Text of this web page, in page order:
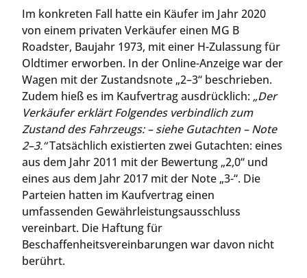
Im konkreten Fall hatte ein Käufer im Jahr 2020
von einem privaten Verkäufer einen MG B
Roadster, Baujahr 1973, mit einer H-Zulassung für
Oldtimer erworben. In der Online-Anzeige war der
Wagen mit der Zustandsnote „2–3“ beschrieben.
Zudem hieß es im Kaufvertrag ausdrücklich: „Der
Verkäufer erklärt Folgendes verbindlich zum
Zustand des Fahrzeugs: – siehe Gutachten – Note
2–3.“Tatsächlich existierten zwei Gutachten: eines
aus dem Jahr 2011 mit der Bewertung „2,0“ und
eines aus dem Jahr 2017 mit der Note „3-“. Die
Parteien hatten im Kaufvertrag einen
umfassenden Gewährleistungsausschluss
vereinbart. Die Haftung für
Beschaffenheitsvereinbarungen war davon nicht
berührt.